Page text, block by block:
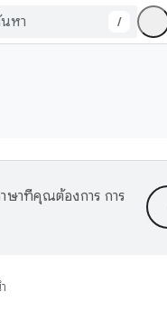
/
ษาที่คุณต้องการ การ